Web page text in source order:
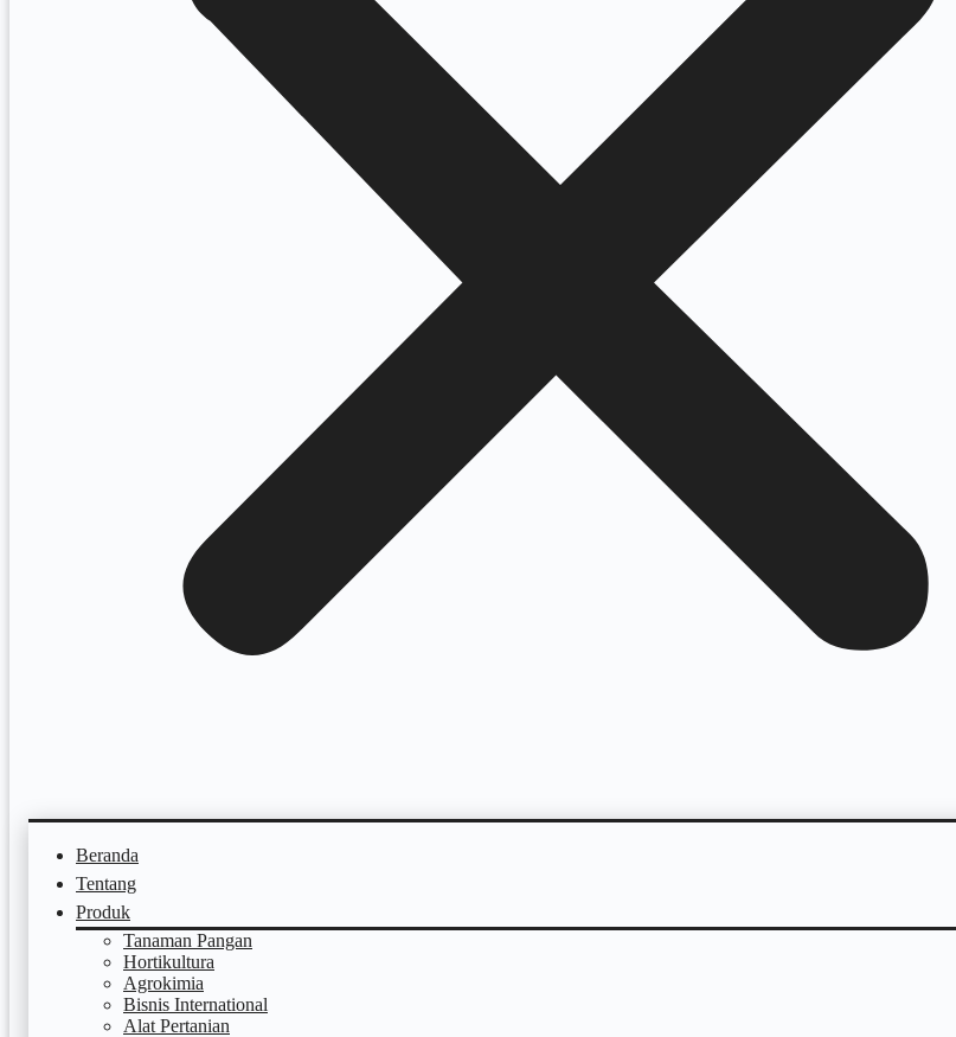
Beranda
Tentang
Produk
Tanaman Pangan
Hortikultura
Agrokimia
Bisnis International
Alat Pertanian